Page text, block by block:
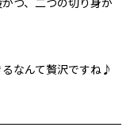
つ、二つの切り身が
なんて贅沢ですね♪